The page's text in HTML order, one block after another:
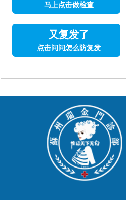
马上点击做检查
又复发了
点击问问怎么防复发